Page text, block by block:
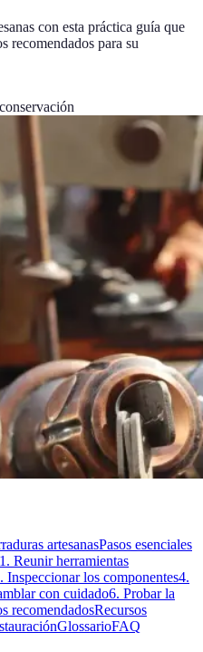
con esta práctica guía que
recomendados para su
conservación
artesanasPasos esenciales
1. Reunir herramientas
Inspeccionar los componentes4.
con cuidado6. Probar la
recomendadosRecursos
GlossarioFAQ